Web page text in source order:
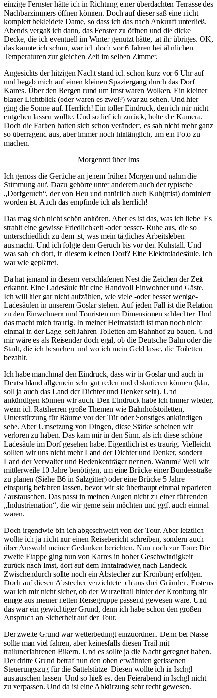
einzige Fernster hätte ich in Richtung einer überdachten Terrasse des
Nachbarzimmers öffnen können. Doch auf dieser saß eine nicht
komplett bekleidete Dame, so dass ich das nach Ankunft unterließ.
Abends vergaß ich dann, das Fenster zu öffnen und die dicke
Decke, die ich eventuell im Winter genutzt hätte, tat ihr übriges. OK,
das kannte ich schon, war ich doch vor 6 Jahren bei ähnlichen
Temperaturen zur gleichen Zeit im selben Zimmer.
Angesichts der hitzigen Nacht stand ich schon kurz vor 6 Uhr auf
und begab mich auf einen kleinen Spaziergang durch das Dorf
Karres. Über den Bergen rund um Imst waren Wolken. Ein kleiner
blauer Lichtblick (oder waren es zwei?) war zu sehen. Und hier
ging die Sonne auf. Herrlich! Ein toller Eindruck, den ich mir nicht
entgehen lassen wollte. Und so lief ich zurück, holte die Kamera.
Doch die Farben hatten sich schon verändert, es sah nicht mehr ganz
so überragend aus, aber immer noch hinlänglich, um ein Foto zu
machen.
Morgenrot über Ims
Ich genoss die Gerüche an jenem frühen Morgen und nahm die
Stimmung auf. Dazu gehörte unter anderem auch der typische
„Dorfgeruch“, der von Heu und natürlich auch Kuh(mist) dominiert
worden ist. Auch das empfinde ich als herrlich!
Das mag sich nicht schön anhören. Aber es ist das, was ich liebe. Es
strahlt eine gewisse Friedlichkeit -oder besser- Ruhe aus, die so
unterschiedlich zu dem ist, was mein tägliches Arbeitsleben
ausmacht. Und ich folgte dem Geruch bis vor den Kuhstall. Und
was sah ich dort, in diesem kleinen Dorf? Eine Elektroladesäule. Ich
war wie geplättet.
Da hat jemand in diesem verschlafenen Nest die Zeichen der Zeit
erkannt. Eine Ladesäule für eine Handvoll Einwohner und Gäste.
Ich will hier gar nicht aufzählen, wie viele -oder besser wenige-
Ladesäulen in unserem Goslar stehen. Auf jeden Fall ist die Relation
zu den Einwohnern und Touristen um Dimensionen schlechter. Und
das macht mich traurig. In meiner Heimatstadt ist man noch nicht
einmal in der Lage, seit Jahren Toiletten am Bahnhof zu bauen. Und
mir wäre es als Reisender doch egal, ob die Deutsche Bahn oder die
Stadt, die ich besuchen und wo ich mein Geld lasse, die Toiletten
bezahlt.
Ich habe manchmal den Eindruck, dass wir in Goslar und auch in
Deutschland allgemein sehr gut reden und diskutieren können (klar,
soll ja auch das Land der Dichter und Denker sein). Und
ankündigen können wir auch. Den Eindruck habe ich immer wieder,
wenn ich Ratsherren große Themen wie Bahnhofstoiletten,
Unterstützung für Bäume vor der Tür oder Sonstiges ankündigen
sehe. Aber Umsetzung von Dingen, diese Stärke scheinen wir
verloren zu haben. Das kam mir in den Sinn, als ich diese schöne
Ladesäule im Dorf gesehen habe. Eigentlich ist es traurig. Vielleicht
sollten wir uns nicht mehr Land der Dichter und Denker, sondern
Land der Verwalter und Bedenkenträger nennen. Warum? Weil wir
mittlerweile 10 Jahre benötigen, um eine Brücke einer Bundesstraße
zu planen (Siehe B6 in Salzgitter) oder eine Brücke 5 Jahre
einspurig befahren lassen, bevor wir sie überhaupt einmal reparieren
/ austauschen. Das passt in meinen Augen nicht zu einer führenden
„Industrienation“, die wir gerne sein möchten und ggf. auch einmal
waren.
Doch irgendwie bin ich abgeschweift von der Tour. Aber letztlich
wollte ich ja nicht nur einen Reisebericht schreiben, sondern auch
über Auswahl meiner Gedanken berichten. Nun noch zur Tour: Die
zweite Etappe ging nun von Karres in hoher Geschwindigkeit
zurück nach Imst, dort auf dem Inntalradweg nach Landeck.
Zwischendurch sollte noch ein Abstecher zur Kronburg erfolgen.
Doch auf diesen Abstecher verzichtete ich aus drei Gründen. Erstens
war ich mir nicht sicher, ob der Wurzeltrail hinter der Kronburg für
einige aus meiner netten Reisegruppe passend gewesen wäre. Und
das war ein gewichtiger Grund, denn ich habe schon den großen
Anspruch an Sicherheit auf der Tour.
Der zweite Grund war wetterbedingt einzuordnen. Denn bei Nässe
sollte man viel fahren, aber keinesfalls diesen Trail mit
trailunerfahrenen Bikern. Und es sollte ja die Nacht geregnet haben.
Der dritte Grund betraf nun den oben erwähnten gerissenen
Steuerungszug für die Sattelstütze. Diesen wollte ich in Ischgl
austauschen lassen. Und so hieß es, den Feierabend in Ischgl nicht
zu verpassen. Und da ist eine Abkürzung sehr recht gewesen.